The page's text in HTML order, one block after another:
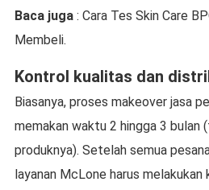
Baca juga: Cara Tes Skin Care
Membeli.
Kontrol kualitas dan
Biasanya, proses makeover jasa
memakan waktu 2 hingga 3 bulan
produknya). Setelah semua
layanan McLone harus